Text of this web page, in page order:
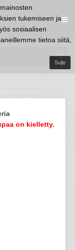
tukemiseen ja
sosiaalisen
tietoa siitä,
Sulje
on kielletty.